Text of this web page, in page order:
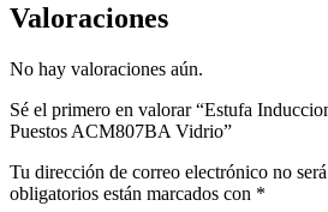
Valoraciones
No hay valoraciones aún.
Sé el primero en valorar “Estufa
Puestos ACM807BA Vidrio”
Tu dirección de correo electrónico no
obligatorios están marcados con *